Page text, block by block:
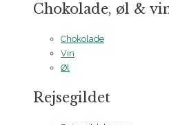
Chokolade, øl &
Chokolade
Vin
Øl
Rejsegildet